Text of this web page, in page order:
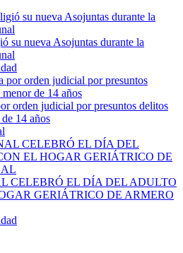
su nueva Asojuntas durante la
orden judicial por presuntos delitos
14 años
CELEBRÓ EL DÍA DEL ADULTO
GERIÁTRICO DE ARMERO